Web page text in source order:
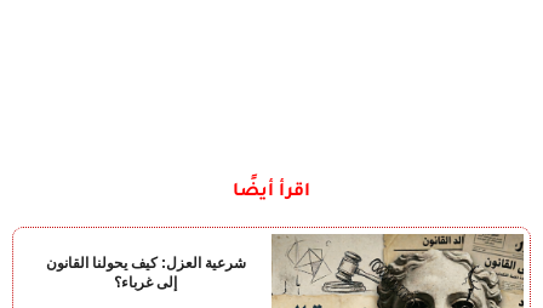
اقرأ أيضًا
شرعية العزل: كيف يحولنا القانون
إلى غرباء؟